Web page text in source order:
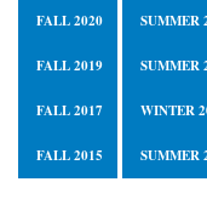
FALL 2020 SUMMER
FALL 2019 SUMMER
FALL 2017 WINTER
FALL 2015 SUMMER